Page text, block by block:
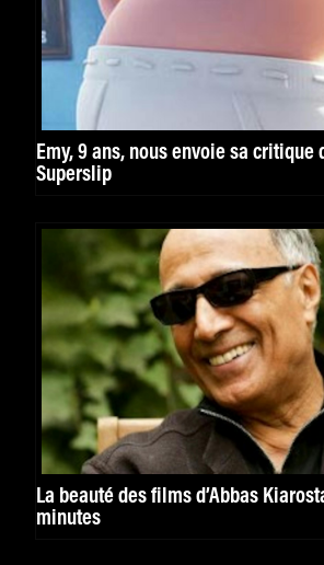
Emy, 9 ans, nous envoie sa critique
Superslip
La beauté des films d’Abbas
minutes